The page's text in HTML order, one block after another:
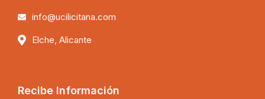
info@ucilicitana.com
Elche, Alicante
Recibe Información